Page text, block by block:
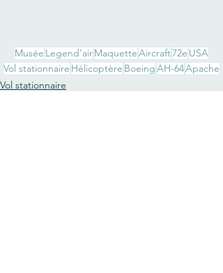
Musée Legend’airMaquetteAircraft72e USA
Vol stationnaire Hélicoptère BoeingAH-64Apache
Vol stationnaire